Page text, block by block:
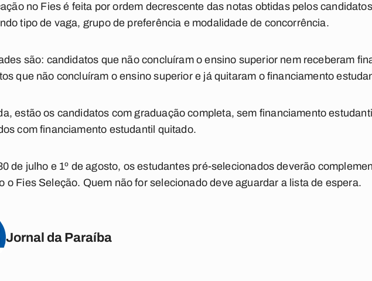
no Fies é feita por ordem decrescente das notas obtidas pelos
tipo de vaga, grupo de preferência e modalidade de concorrência.
são: candidatos que não concluíram o ensino superior nem receberam
que não concluíram o ensino superior e já quitaram o financiamento
estão os candidatos com graduação completa, sem financiamento
com financiamento estudantil quitado.
de julho e 1º de agosto, os estudantes pré-selecionados deverão
o Fies Seleção. Quem não for selecionado deve aguardar a lista de espera.
Jornal da Paraíba